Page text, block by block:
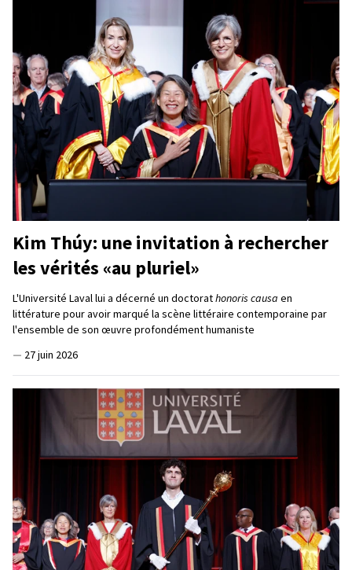
Kim Thúy: une invitation à rechercher
les vérités «au pluriel»
L'Université Laval lui a décerné un doctorathonoris causa en
littérature pour avoir marqué la scène littéraire contemporaine par
l'ensemble de son œuvre profondément humaniste
— 27 juin 2026